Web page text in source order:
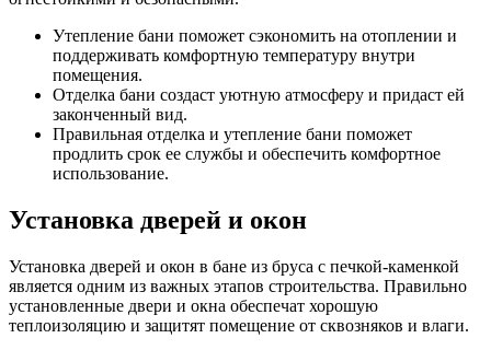
Утепление бани поможет сэкономить на отоплении и
поддерживать комфортную температуру внутри
помещения.
Отделка бани создаст уютную атмосферу и придаст ей
законченный вид.
Правильная отделка и утепление бани поможет
продлить срок ее службы и обеспечить комфортное
использование.
Установка дверей и окон
Установка дверей и окон в бане из бруса с печкой-каменкой
является одним из важных этапов строительства. Правильно
установленные двери и окна обеспечат хорошую
теплоизоляцию и защитят помещение от сквозняков и влаги.